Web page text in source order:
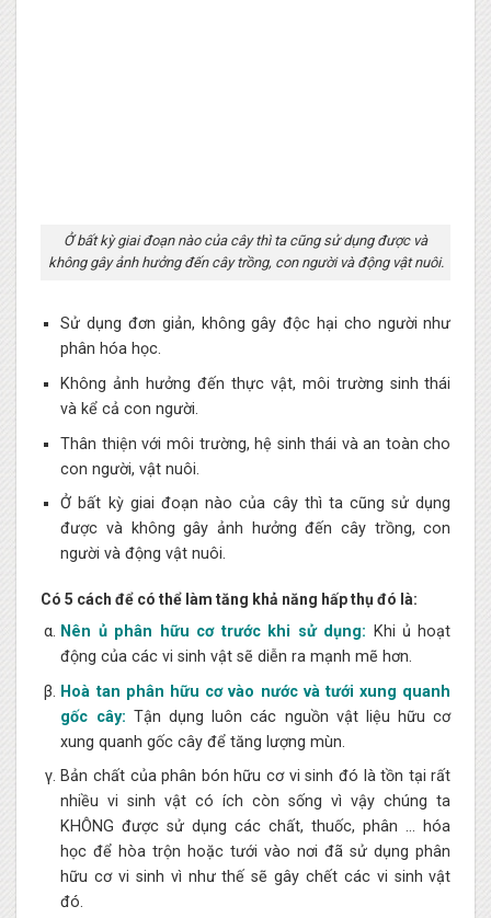
Ở bất kỳ giai đoạn nào của cây thì ta cũng sử dụng được và
không gây ảnh hưởng đến cây trồng, con người và động vật nuôi.
Sử dụng đơn giản, không gây độc hại cho người như
phân hóa học.
Không ảnh hưởng đến thực vật, môi trường sinh thái
và kể cả con người.
Thân thiện với môi trường, hệ sinh thái và an toàn cho
con người, vật nuôi.
Ở bất kỳ giai đoạn nào của cây thì ta cũng sử dụng
được và không gây ảnh hưởng đến cây trồng, con
người và động vật nuôi.
Có 5 cách để có thể làm tăng khả năng hấp thụ đó là:
Nên ủ phân hữu cơ trước khi sử dụng: Khi ủ hoạt
động của các vi sinh vật sẽ diễn ra mạnh mẽ hơn.
Hoà tan phân hữu cơ vào nước và tưới xung quanh
gốc cây: Tận dụng luôn các nguồn vật liệu hữu cơ
xung quanh gốc cây để tăng lượng mùn.
Bản chất của phân bón hữu cơ vi sinh đó là tồn tại rất
nhiều vi sinh vật có ích còn sống vì vậy chúng ta
KHÔNG được sử dụng các chất, thuốc, phân … hóa
học để hòa trộn hoặc tưới vào nơi đã sử dụng phân
hữu cơ vi sinh vì như thế sẽ gây chết các vi sinh vật
đó.